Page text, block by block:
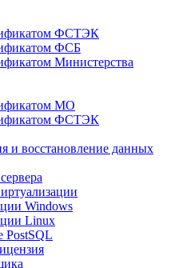
ФСТЭК
ФСБ
Министерства
МО
ФСТЭК
и восстановление данных
Windows
Linux
PostSQL